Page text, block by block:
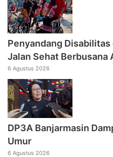
Penyandang
Jalan Sehat Berbusana
6 Agustus 2026
DP3A Banjarmasin
Umur
6 Agustus 2026